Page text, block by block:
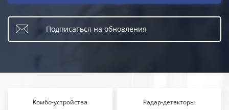
Подписаться на обновления
Комбо-устройства Радар-детекторы